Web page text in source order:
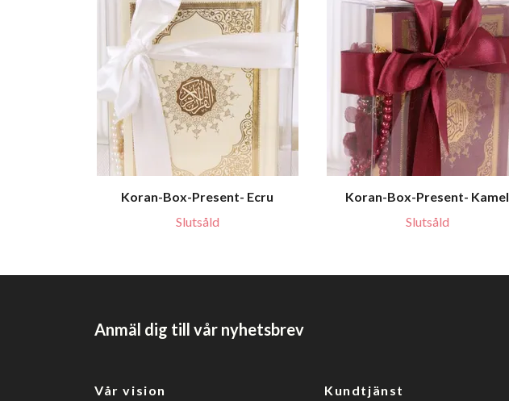
Koran-Box-Present- Ecru
Slutsåld
Koran-Box-Present- Kamel
Slutsåld
Anmäl dig till vår nyhetsbrev
Vår vision Kundtjänst